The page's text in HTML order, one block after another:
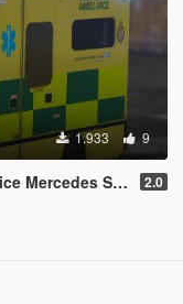
1.933 9
Sprinter 2.0